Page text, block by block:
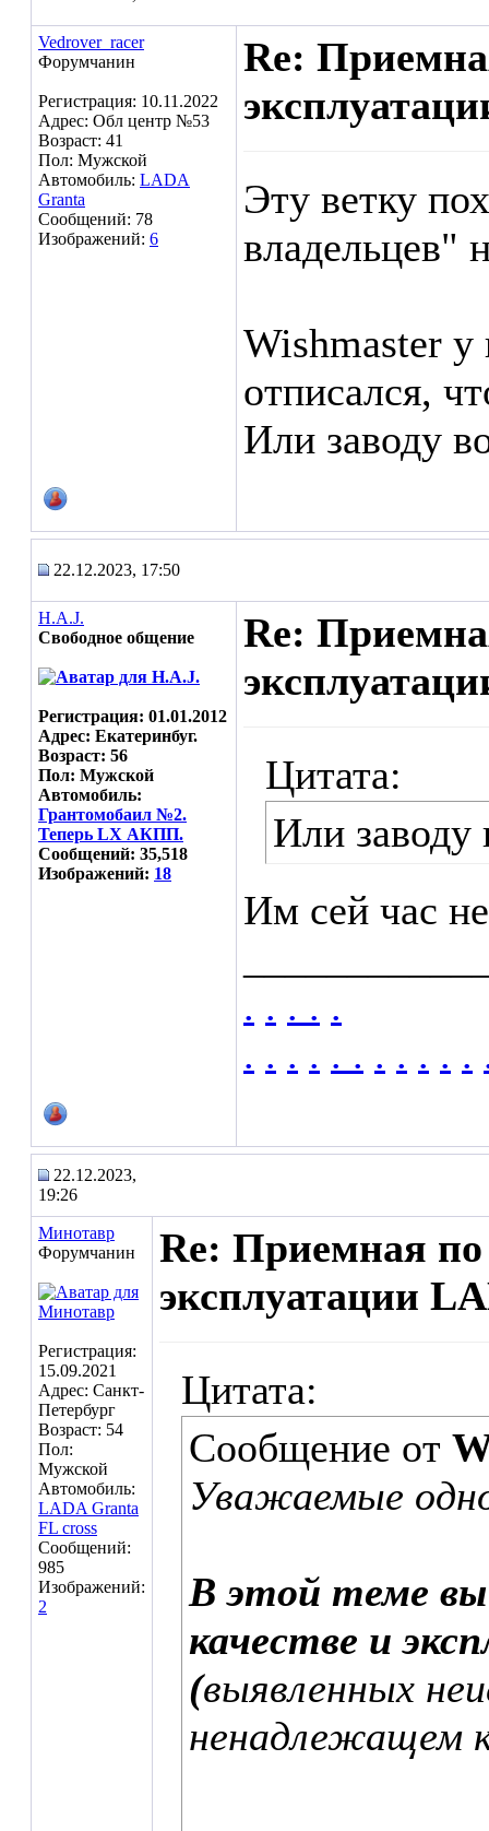
Vedrover_racer
Форумчанин
Регистрация: 10.11.2022
Адрес: Обл центр №53
Возраст: 41
Пол: Мужской
Автомобиль: LADA
Granta
Сообщений: 78
Изображений: 6
Re:
Эту ветку
владельцев"
Wishmaster у
отписался,
Или заводу
22.12.2023, 17:50
H.A.J.
Свободное общение
Регистрация: 01.01.2012
Адрес: Екатеринбуг.
Возраст: 56
Пол: Мужской
Автомобиль:
Грантомобаил №2.
Теперь LX АКПП.
Сообщений: 35,518
Изображений: 18
Re:
Цитата:
Или заводу
Им сей час
. . . . .
. . . . . . . . . . .
22.12.2023,
19:26
Минотавр
Форумчанин
Регистрация:
15.09.2021
Адрес: Санкт-
Петербург
Возраст: 54
Пол:
Мужской
Автомобиль:
LADA Granta
FL cross
Сообщений:
985
Изображений:
2
Re: Приемная по
эксплуатации
Цитата:
Сообщение от
Уважаемые
В этой теме
качестве и
(выявленных
ненадлежащем